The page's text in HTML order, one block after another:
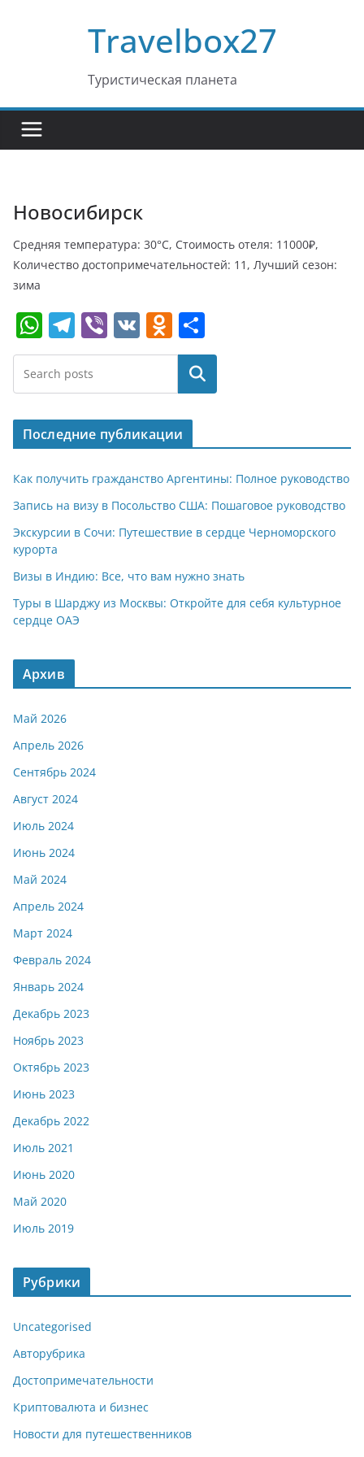
Travelbox27
Туристическая планета
Новосибирск
Средняя температура: 30°C, Стоимость отеля: 11000₽,
Количество достопримечательностей: 11, Лучший сезон:
зима
W
h
at
s
A
p
p
T
el
e
gr
a
m
Vi
b
V
K
O
d
o
kl
a
ss
ni
ki
т
п
р
в
и
т
ь
Поиск
Последние публикации
Как получить гражданство Аргентины: Полное руководство
Запись на визу в Посольство США: Пошаговое руководство
Экскурсии в Сочи: Путешествие в сердце Черноморского
курорта
Визы в Индию: Все, что вам нужно знать
Туры в Шарджу из Москвы: Откройте для себя культурное
сердце ОАЭ
Архив
Май 2026
Апрель 2026
Сентябрь 2024
Август 2024
Июль 2024
Июнь 2024
Май 2024
Апрель 2024
Март 2024
Февраль 2024
Январь 2024
Декабрь 2023
Ноябрь 2023
Октябрь 2023
Июнь 2023
Декабрь 2022
Июль 2021
Июнь 2020
Май 2020
Июль 2019
Рубрики
Uncategorised
Авторубрика
Достопримечательности
Криптовалюта и бизнес
Новости для путешественников